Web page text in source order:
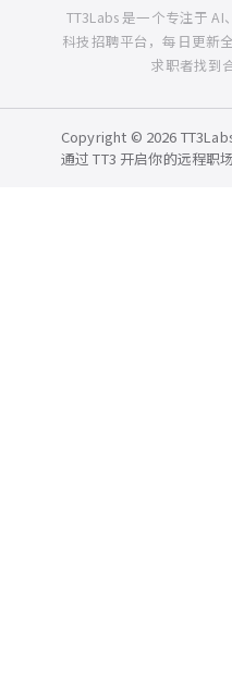
TT3Labs 是一个专注于
科技招聘平台，每日更新
求职者找到
Copyright © 2026
通过 TT3 开启你的远程职